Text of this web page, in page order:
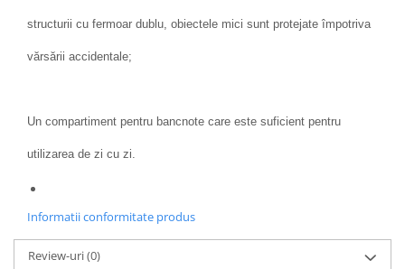
structurii cu fermoar dublu, obiectele mici sunt protejate împotriva
vărsării accidentale;
Un compartiment pentru bancnote care este suficient pentru
utilizarea de zi cu zi.
Informatii conformitate produs
Review-uri(0)